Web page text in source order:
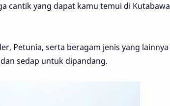
cantik yang dapat kamu temui di Kutabawa
Petunia, serta beragam jenis yang lainnya
sedap untuk dipandang.